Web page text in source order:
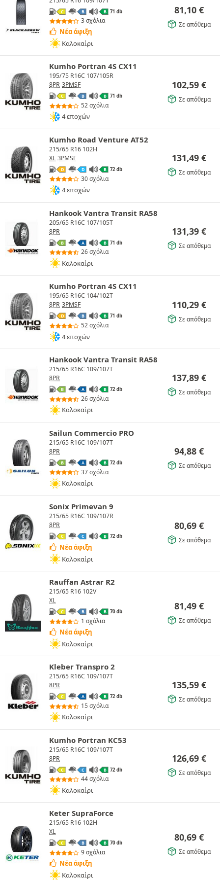
C B B 71 db
3 σχόλια
Νέα άφιξη
Καλοκαίρι
81,10 €
Σε απόθεμα
Kumho Portran 4S CX11
195/75 R16C 107/105R
8PR 3PMSF
C B B 71 db
52 σχόλια
4 εποχών
102,59 €
Σε απόθεμα
Kumho Road Venture AT52
215/65 R16 102H
XL 3PMSF
D D B 72 db
30 σχόλια
4 εποχών
131,49 €
Σε απόθεμα
Hankook Vantra Transit RA58
205/65 R16C 107/105T
8PR
B A B 71 db
26 σχόλια
Καλοκαίρι
131,39 €
Σε απόθεμα
Kumho Portran 4S CX11
195/65 R16C 104/102T
8PR 3PMSF
D B B 71 db
52 σχόλια
4 εποχών
110,29 €
Σε απόθεμα
Hankook Vantra Transit RA58
215/65 R16C 109/107T
8PR
B A B 72 db
26 σχόλια
Καλοκαίρι
137,89 €
Σε απόθεμα
Sailun Commercio PRO
215/65 R16C 109/107T
8PR
B A B 72 db
37 σχόλια
Καλοκαίρι
94,88 €
Σε απόθεμα
Sonix Primevan 9
215/65 R16C 109/107R
8PR
C C B 72 db
Νέα άφιξη
Καλοκαίρι
80,69 €
Σε απόθεμα
Rauffan Astrar R2
215/65 R16 102V
XL
C B B 70 db
1 σχόλια
Νέα άφιξη
Καλοκαίρι
81,49 €
Σε απόθεμα
Kleber Transpro 2
215/65 R16C 109/107T
8PR
C A B 72 db
15 σχόλια
Καλοκαίρι
135,59 €
Σε απόθεμα
Kumho Portran KC53
215/65 R16C 109/107T
8PR
C C B 72 db
44 σχόλια
Καλοκαίρι
126,69 €
Σε απόθεμα
Keter SupraForce
215/65 R16 102H
XL
C B B 70 db
9 σχόλια
Νέα άφιξη
Καλοκαίρι
80,69 €
Σε απόθεμα